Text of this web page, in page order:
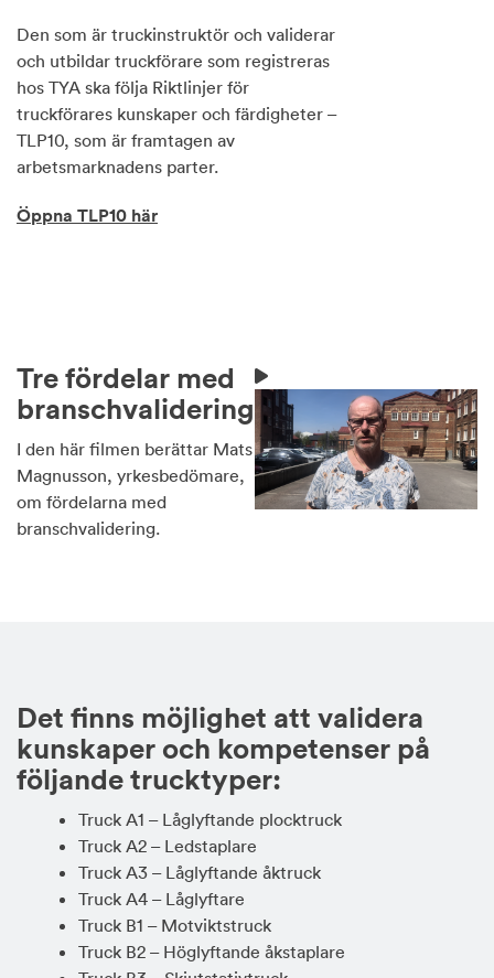
Den som är truckinstruktör och validerar
och utbildar truckförare som registreras
hos TYA ska följa Riktlinjer för
truckförares kunskaper och färdigheter –
TLP10, som är framtagen av
arbetsmarknadens parter.
Öppna TLP10 här
Tre fördelar med
branschvalidering
I den här filmen berättar Mats
Magnusson, yrkesbedömare,
om fördelarna med
branschvalidering.
Det finns möjlighet att validera
kunskaper och kompetenser på
följande trucktyper:
Truck A1 – Låglyftande plocktruck
Truck A2 – Ledstaplare
Truck A3 – Låglyftande åktruck
Truck A4 – Låglyftare
Truck B1 – Motviktstruck
Truck B2 – Höglyftande åkstaplare